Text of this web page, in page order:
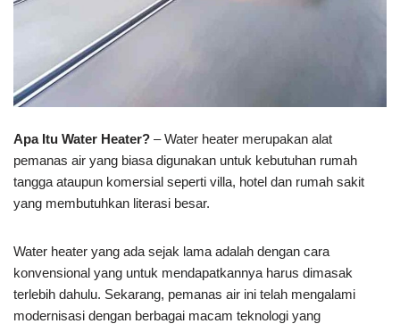
Apa Itu Water Heater? – Water heater merupakan alat
pemanas air yang biasa digunakan untuk kebutuhan rumah
tangga ataupun komersial seperti villa, hotel dan rumah sakit
yang membutuhkan literasi besar.
Water heater yang ada sejak lama adalah dengan cara
konvensional yang untuk mendapatkannya harus dimasak
terlebih dahulu. Sekarang, pemanas air ini telah mengalami
modernisasi dengan berbagai macam teknologi yang